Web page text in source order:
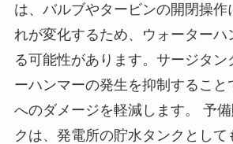
は、バルブやタービンの開閉操作
れが変化するため、ウォーターハ
る可能性があります。サージタン
ーハンマーの発生を抑制すること
へのダメージを軽減します。 予
クは、発電所の貯水タンクとして